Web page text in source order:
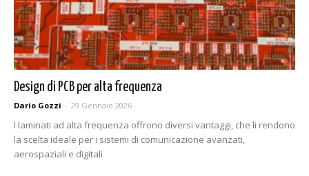
Design di PCB per alta frequenza
Dario Gozzi - 29 Gennaio 2026
I laminati ad alta frequenza offrono diversi vantaggi, che li rendono
la scelta ideale per i sistemi di comunicazione avanzati,
aerospaziali e digitali